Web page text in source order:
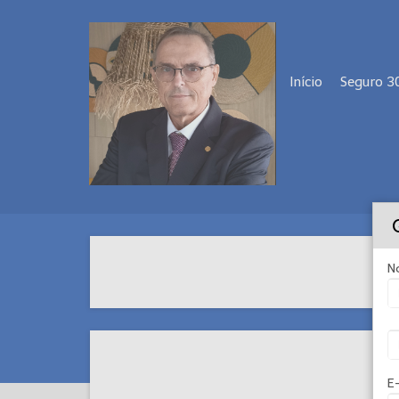
Início Seguro